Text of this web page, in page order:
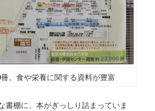
。食や栄養に関する資料が豊富
書棚に、本がぎっしり詰まっていま